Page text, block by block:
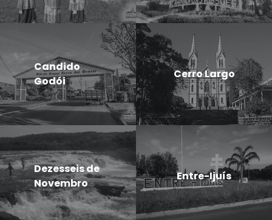
Candido
Godói
Cerro Largo
Dezesseis de
Novembro
Entre-Ijuís